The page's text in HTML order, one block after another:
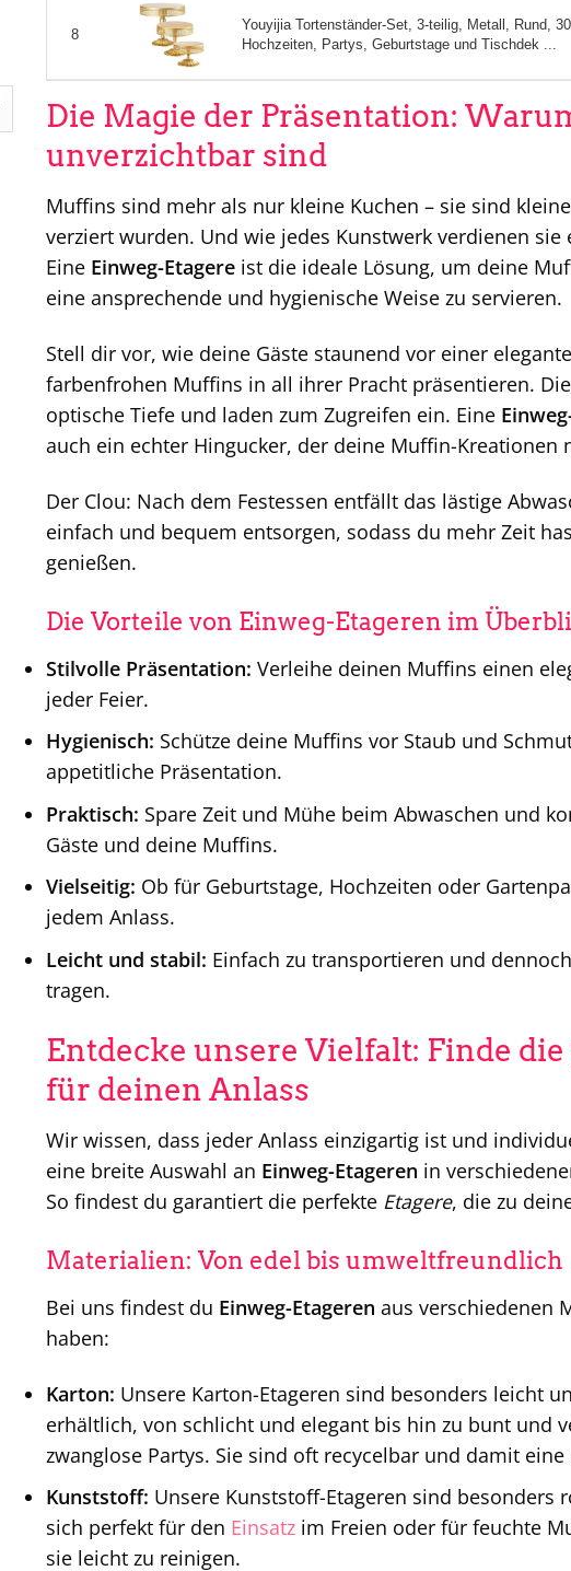
8
Youyijia Tortenständer-Set, 3-teilig, Metall, Rund,
Hochzeiten, Partys, Geburtstage und Tischdek ...
Die Magie der Präsentation:
unverzichtbar sind
Muffins sind mehr als nur kleine Kuchen – sie sind
verziert wurden. Und wie jedes Kunstwerk verdienen
Eine Einweg-Etagereist die ideale Lösung, um deine
eine ansprechende und hygienische Weise zu servieren.
Stell dir vor, wie deine Gäste staunend vor einer
farbenfrohen Muffins in all ihrer Pracht präsentieren.
optische Tiefe und laden zum Zugreifen ein. Eine
auch ein echter Hingucker, der deine Muffin-
Der Clou: Nach dem Festessen entfällt das lästige
einfach und bequem entsorgen, sodass du mehr Zeit
genießen.
Die Vorteile von Einweg-Etageren im
Stilvolle Präsentation: Verleihe deinen Muffins einen
jeder Feier.
Hygienisch: Schütze deine Muffins vor Staub und
appetitliche Präsentation.
Praktisch: Spare Zeit und Mühe beim Abwaschen und
Gäste und deine Muffins.
Vielseitig: Ob für Geburtstage, Hochzeiten oder
jedem Anlass.
Leicht und stabil: Einfach zu transportieren und
tragen.
Entdecke unsere Vielfalt: Finde
für deinen Anlass
Wir wissen, dass jeder Anlass einzigartig ist und
eine breite Auswahl an Einweg-Etageren in
So findest du garantiert die perfekte Etagere, die zu
Materialien: Von edel bis umweltfreundlich
Bei uns findest du Einweg-Etageren aus verschiedenen
haben:
Karton: Unsere Karton-Etageren sind besonders leicht
erhältlich, von schlicht und elegant bis hin zu bunt und
zwanglose Partys. Sie sind oft recycelbar und damit
Kunststoff: Unsere Kunststoff-Etageren sind besonders
sich perfekt für den Einsatzim Freien oder für feuchte
sie leicht zu reinigen.